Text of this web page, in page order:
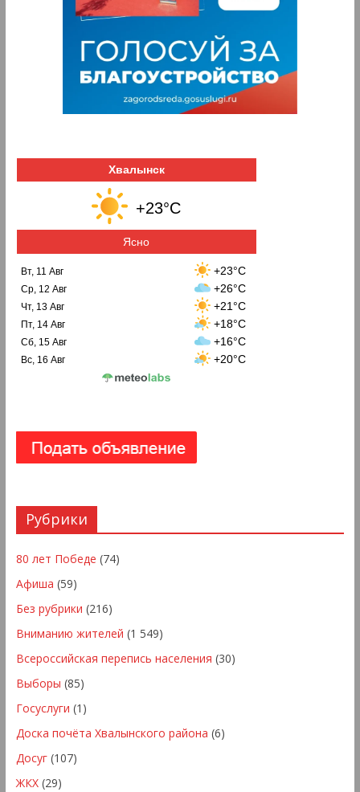
Хвалынск
+23°C
Ясно
Вт, 11 Авг +23°C
Ср, 12 Авг +26°C
Чт, 13 Авг +21°C
Пт, 14 Авг +18°C
Сб, 15 Авг +16°C
Вс, 16 Авг +20°C
Рубрики
80 лет Победе (74)
Афиша (59)
Без рубрики (216)
Вниманию жителей (1 549)
Всероссийская перепись населения (30)
Выборы (85)
Госуслуги (1)
Доска почёта Хвалынского района (6)
Досуг(107)
ЖКХ(29)